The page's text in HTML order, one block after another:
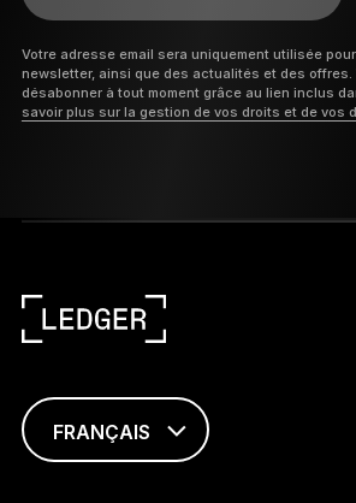
Votre adresse email sera uniquement utilisée
newsletter, ainsi que des actualités et des offres.
désabonner à tout moment grâce au lien inclus
savoir plus sur la gestion de vos droits et de vos
FRANÇAIS